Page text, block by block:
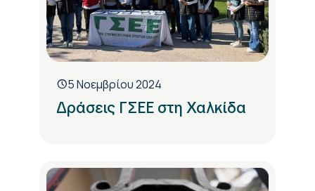
5 Νοεμβρίου 2024
Δράσεις ΓΣΕΕ στη Χαλκίδα